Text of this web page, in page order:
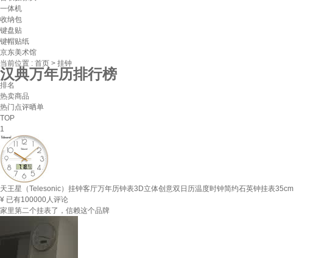
一体机
收纳包
键盘贴
键帽贴纸
京东美术馆
当前位置 : 首页 > 挂钟
汉典万年历排行榜
排名
热卖商品
热门点评晒单
TOP
1
天王星（Telesonic）挂钟客厅万年历钟表3D立体创意双日历温度时钟简约石英钟挂表35cm
¥ 已有100000人评论
家里第二个挂表了，信赖这个品牌